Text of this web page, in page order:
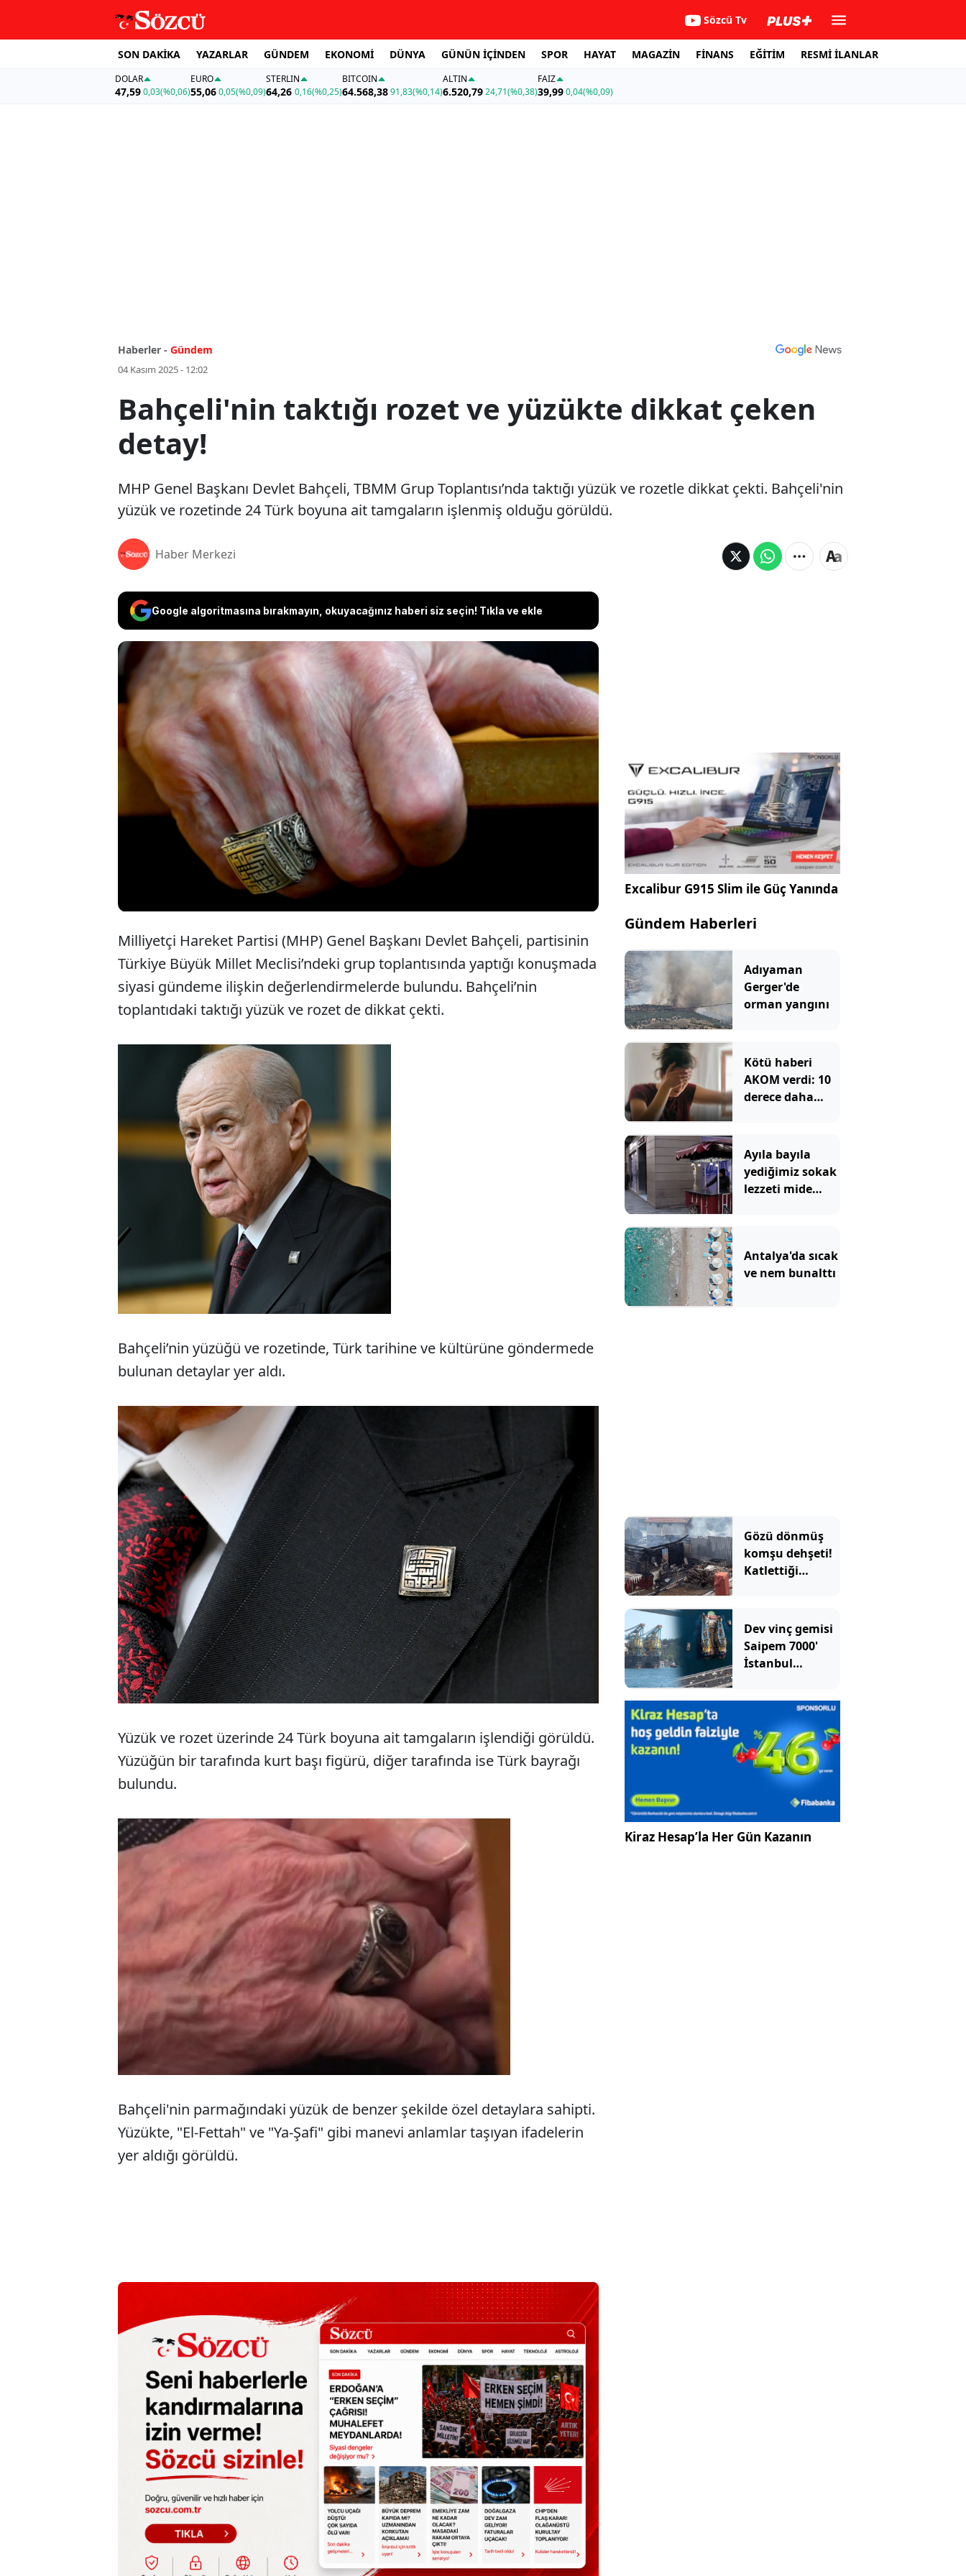
Sözcü Tv
SON DAKİKA YAZARLAR GÜNDEM EKONOMİ DÜNYA GÜNÜN İÇİNDEN SPOR HAYAT MAGAZİN FİNANS EĞİTİM RESMİ İLANLAR
DOLAR
47,590,03(%0,06)
EURO
55,06 0,05(%0,09)
STERLIN
64,26 0,16(%0,25)
BITCOIN
64.568,3891,83(%0,14)
ALTIN
6.520,7924,71(%0,38)
FAİZ
39,990,04(%0,09)
Haberler - Gündem
04 Kasım 2025 - 12:02
Bahçeli'nin taktığı rozet ve yüzükte dikkat çeken
detay!
MHP Genel Başkanı Devlet Bahçeli, TBMM Grup Toplantısı’nda taktığı yüzük ve rozetle dikkat çekti. Bahçeli'nin
yüzük ve rozetinde 24 Türk boyuna ait tamgaların işlenmiş olduğu görüldü.
Haber Merkezi
Google algoritmasına bırakmayın, okuyacağınız haberi siz seçin! Tıkla ve ekle
MHP Genel Başkanı Devlet Bahçeli, TBMM Grup
Toplantısı’nda taktığı yüzük ve rozetle dikkat çekti.
Bahçeli'nin yüzük ve rozetinde 24 Türk boyuna ait
tamgaların işlenmiş olduğu görüldü.
Milliyetçi Hareket Partisi (MHP) Genel Başkanı Devlet Bahçeli, partisinin
Türkiye Büyük Millet Meclisi’ndeki grup toplantısında yaptığı konuşmada
siyasi gündeme ilişkin değerlendirmelerde bulundu. Bahçeli’nin
toplantıdaki taktığı yüzük ve rozet de dikkat çekti.
Bahçeli’nin yüzüğü ve rozetinde, Türk tarihine ve kültürüne göndermede
bulunan detaylar yer aldı.
Yüzük ve rozet üzerinde 24 Türk boyuna ait tamgaların işlendiği görüldü.
Yüzüğün bir tarafında kurt başı figürü, diğer tarafında ise Türk bayrağı
bulundu.
Bahçeli'nin parmağındaki yüzük de benzer şekilde özel detaylara sahipti.
Yüzükte, "El-Fettah" ve "Ya-Şafi" gibi manevi anlamlar taşıyan ifadelerin
yer aldığı görüldü.
Excalibur G915 Slim ile Güç Yanında
Gündem Haberleri
Adıyaman
Gerger'de
orman yangını
Kötü haberi
AKOM verdi: 10
derece daha
Ayıla bayıla
yediğimiz sokak
lezzeti mide
Antalya'da sıcak
ve nem bunalttı
Gözü dönmüş
komşu dehşeti!
Katlettiği
yaktı
Dev vinç gemisi
Saipem 7000'
İstanbul
geçti
Kiraz Hesap’la Her Gün Kazanın